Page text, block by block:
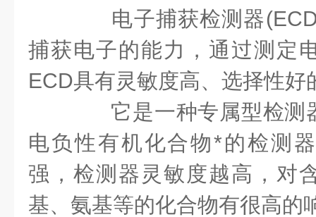
电子捕获检测器
捕获电子的能力，通过测定
ECD具有灵敏度高、选择性好
它是一种专属型检测
电负性有机化合物*的检测
强，检测器灵敏度越高，对
基、氨基等的化合物有很高的